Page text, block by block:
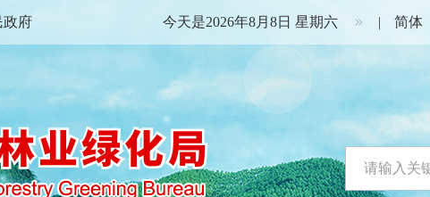
政府 今天是2026年8月8日 星期六 简体